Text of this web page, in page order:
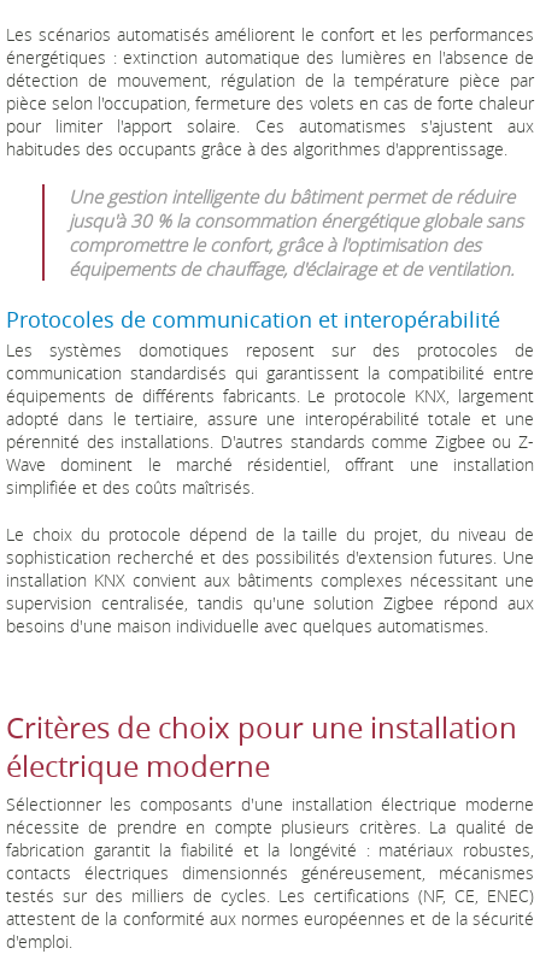
Les scénarios automatisés améliorent le confort et les performances
énergétiques : extinction automatique des lumières en l'absence de
détection de mouvement, régulation de la température pièce par
pièce selon l'occupation, fermeture des volets en cas de forte chaleur
pour limiter l'apport solaire. Ces automatismes s'ajustent aux
habitudes des occupants grâce à des algorithmes d'apprentissage.
Une gestion intelligente du bâtiment permet de réduire
jusqu'à 30 % la consommation énergétique globale sans
compromettre le confort, grâce à l'optimisation des
équipements de chauffage, d'éclairage et de ventilation.
Protocoles de communication et interopérabilité
Les systèmes domotiques reposent sur des protocoles de
communication standardisés qui garantissent la compatibilité entre
équipements de différents fabricants. Le protocole KNX, largement
adopté dans le tertiaire, assure une interopérabilité totale et une
pérennité des installations. D'autres standards comme Zigbee ou Z-
Wave dominent le marché résidentiel, offrant une installation
simplifiée et des coûts maîtrisés.
Le choix du protocole dépend de la taille du projet, du niveau de
sophistication recherché et des possibilités d'extension futures. Une
installation KNX convient aux bâtiments complexes nécessitant une
supervision centralisée, tandis qu'une solution Zigbee répond aux
besoins d'une maison individuelle avec quelques automatismes.
Critères de choix pour une installation
électrique moderne
Sélectionner les composants d'une installation électrique moderne
nécessite de prendre en compte plusieurs critères. La qualité de
fabrication garantit la fiabilité et la longévité : matériaux robustes,
contacts électriques dimensionnés généreusement, mécanismes
testés sur des milliers de cycles. Les certifications (NF, CE, ENEC)
attestent de la conformité aux normes européennes et de la sécurité
d'emploi.